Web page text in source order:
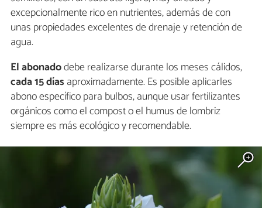
excepcionalmente rico en nutrientes, además de con
unas propiedades excelentes de drenaje y retención de
agua.
El abonadodebe realizarse durante los meses cálidos,
cada 15 días aproximadamente. Es posible aplicarles
abono específico para bulbos, aunque usar fertilizantes
orgánicos como el compost o el humus de lombriz
siempre es más ecológico y recomendable.